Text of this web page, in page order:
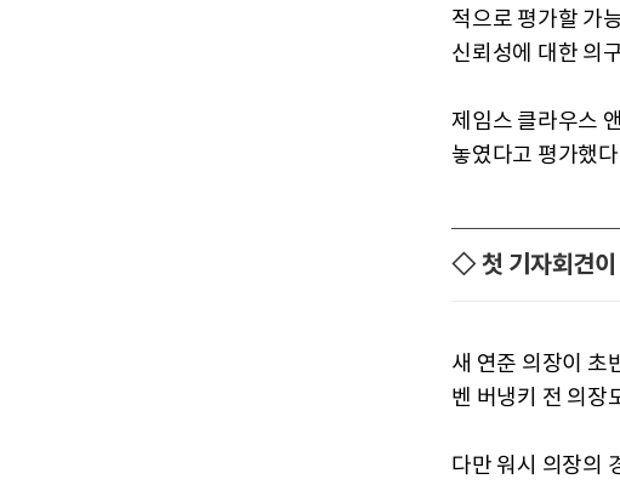
적으로 평가할 가
신뢰성에 대한 의
제임스 클라우스
놓였다고 평가했
◇ 첫 기자회견이
새 연준 의장이 초
벤 버냉키 전 의장
다만 워시 의장의